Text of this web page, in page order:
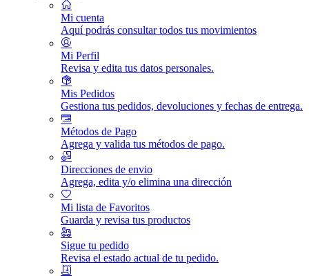
Mi cuenta
Aquí podrás consultar todos tus movimientos
Mi Perfil
Revisa y edita tus datos personales.
Mis Pedidos
Gestiona tus pedidos, devoluciones y fechas de entrega.
Métodos de Pago
Agrega y valida tus métodos de pago.
Direcciones de envio
Agrega, edita y/o elimina una dirección
Mi lista de Favoritos
Guarda y revisa tus productos
Sigue tu pedido
Revisa el estado actual de tu pedido.